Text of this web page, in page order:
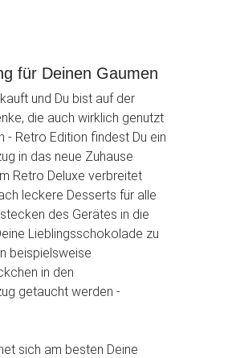
für Deinen Gaumen
und Du bist auf der
die auch wirklich genutzt
- Retro Edition findest Du ein
in das neue Zuhause
Retro Deluxe verbreitet
leckere Desserts für alle
des Gerätes in die
Lieblingsschokolade zu
beispielsweise
in den
getaucht werden -
sich am besten Deine